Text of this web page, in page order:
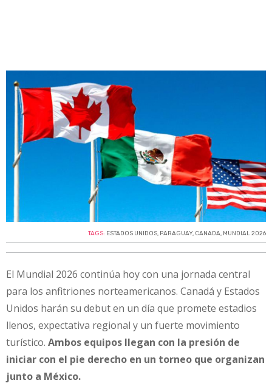
TAGS: ESTADOS UNIDOS, PARAGUAY, CANADA, MUNDIAL 2026
El Mundial 2026 continúa hoy con una jornada central
para los anfitriones norteamericanos. Canadá y Estados
Unidos harán su debut en un día que promete estadios
llenos, expectativa regional y un fuerte movimiento
turístico. Ambos equipos llegan con la presión de
iniciar con el pie derecho en un torneo que organizan
junto a México.